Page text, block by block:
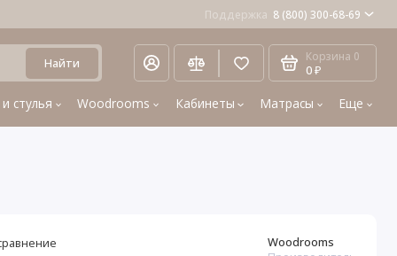
Поддержка 8 (800) 300-68-69
Найти Корзина 0
0 ₽
стулья Woodrooms Кабинеты Матрасы Еще
Woodrooms